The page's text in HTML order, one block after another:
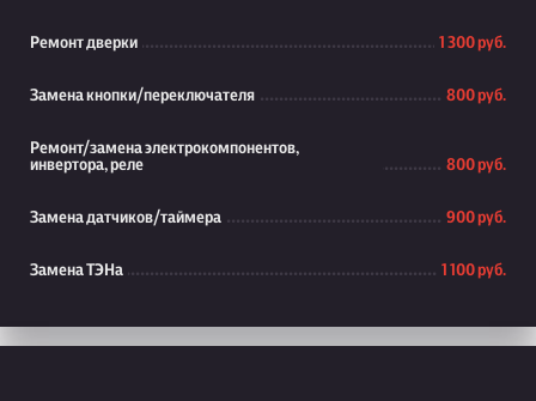
Ремонт дверки 1 300 руб.
Замена кнопки/переключателя 800 руб.
Ремонт/замена электрокомпонентов,
инвертора, реле
800 руб.
Замена датчиков/таймера 900 руб.
Замена ТЭНа 1 100 руб.